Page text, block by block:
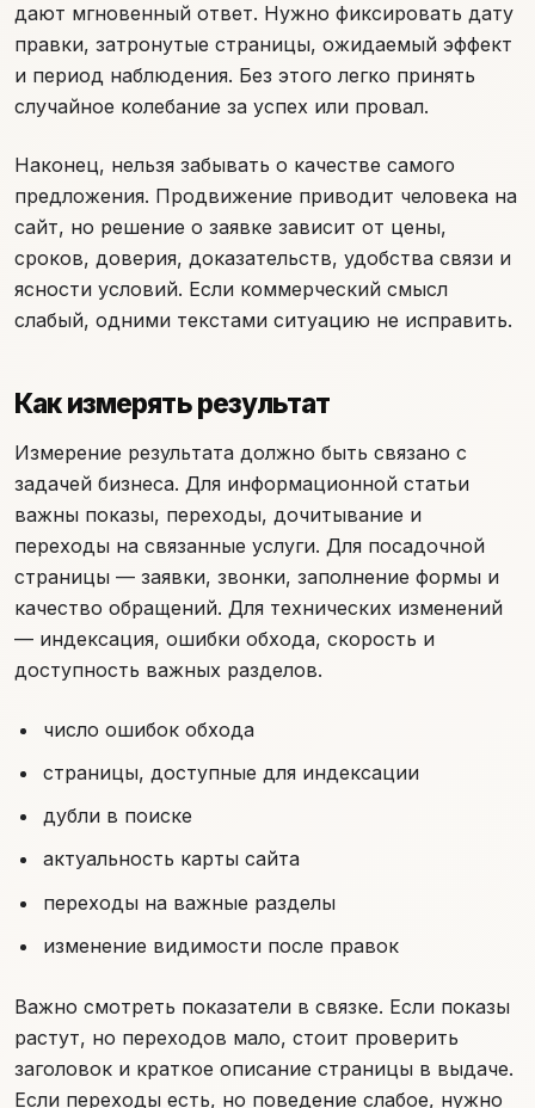
дают мгновенный ответ. Нужно фиксировать дату
правки, затронутые страницы, ожидаемый эффект
и период наблюдения. Без этого легко принять
случайное колебание за успех или провал.
Наконец, нельзя забывать о качестве самого
предложения. Продвижение приводит человека на
сайт, но решение о заявке зависит от цены,
сроков, доверия, доказательств, удобства связи и
ясности условий. Если коммерческий смысл
слабый, одними текстами ситуацию не исправить.
Как измерять результат
Измерение результата должно быть связано с
задачей бизнеса. Для информационной статьи
важны показы, переходы, дочитывание и
переходы на связанные услуги. Для посадочной
страницы — заявки, звонки, заполнение формы и
качество обращений. Для технических изменений
— индексация, ошибки обхода, скорость и
доступность важных разделов.
число ошибок обхода
страницы, доступные для индексации
дубли в поиске
актуальность карты сайта
переходы на важные разделы
изменение видимости после правок
Важно смотреть показатели в связке. Если показы
растут, но переходов мало, стоит проверить
заголовок и краткое описание страницы в выдаче.
Если переходы есть, но поведение слабое, нужно